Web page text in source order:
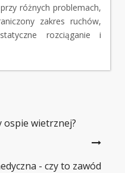
różnych problemach,
zakres ruchów,
rozciąganie i
ospie wietrznej?
- czy to zawód